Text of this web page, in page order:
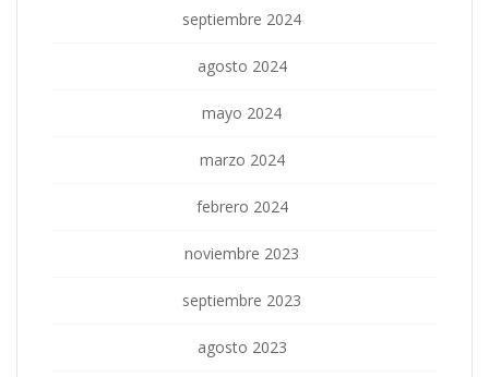
septiembre 2024
agosto 2024
mayo 2024
marzo 2024
febrero 2024
noviembre 2023
septiembre 2023
agosto 2023